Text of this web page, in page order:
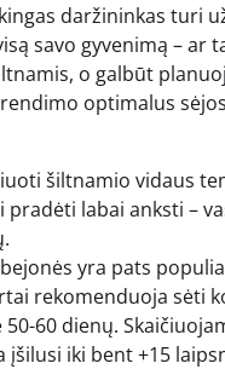
daržininkas turi
savo gyvenimą – ar
o galbūt
optimalus
šiltnamio vidaus
labai anksti –
yra pats
rekomenduoja sėti
60 dienų.
iki bent +15